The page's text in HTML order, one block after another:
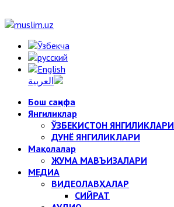
Бош саҳифа
Янгиликлар
ЎЗБЕКИСТОН ЯНГИЛИКЛАРИ
ДУНЁ ЯНГИЛИКЛАРИ
Мақолалар
ЖУМА МАВЪИЗАЛАРИ
МЕДИА
ВИДЕОЛАВҲАЛАР
СИЙРАТ